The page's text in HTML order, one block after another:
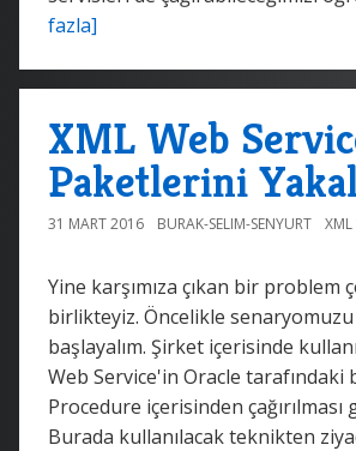
fazla]
XML Web
Paketlerini
31 MART 2016 BURAK-SELIM-SENYURT XML
Yine karşımıza çıkan bir problem
birlikteyiz. Öncelikle
başlayalım. Şirket içerisinde
Web Service'in Oracle tarafındaki
Procedure içerisinden
Burada kullanılacak teknikten